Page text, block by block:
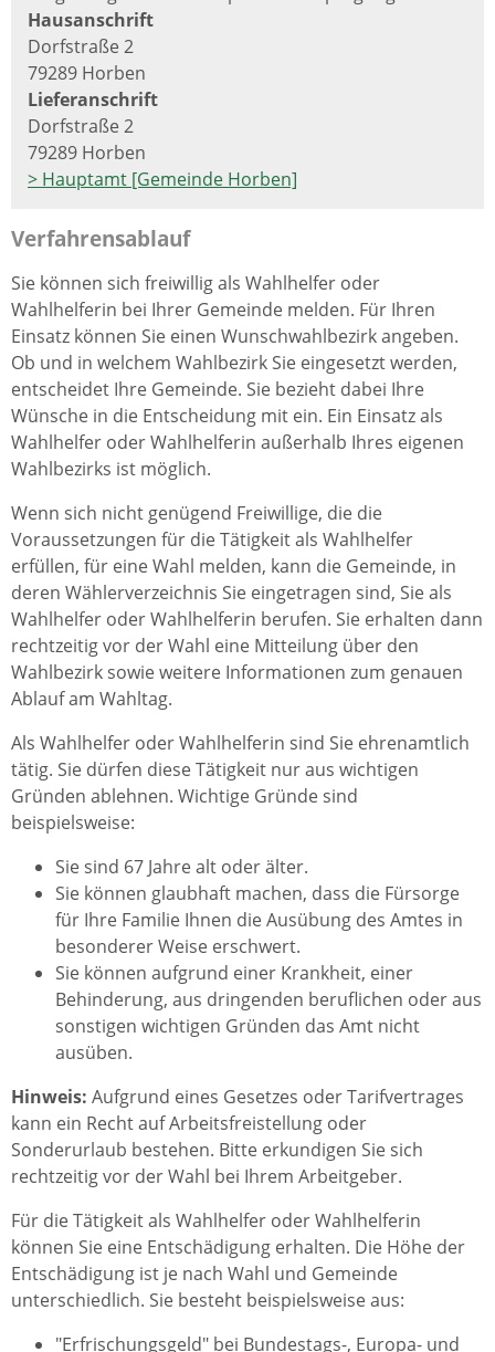
Hausanschrift
Dorfstraße 2
79289 Horben
Lieferanschrift
Dorfstraße 2
79289 Horben
> Hauptamt [Gemeinde Horben]
Verfahrensablauf
Sie können sich freiwillig als Wahlhelfer oder
Wahlhelferin bei Ihrer Gemeinde melden. Für Ihren
Einsatz können Sie einen Wunschwahlbezirk angeben.
Ob und in welchem Wahlbezirk Sie eingesetzt werden,
entscheidet Ihre Gemeinde. Sie bezieht dabei Ihre
Wünsche in die Entscheidung mit ein. Ein Einsatz als
Wahlhelfer oder Wahlhelferin außerhalb Ihres eigenen
Wahlbezirks ist möglich.
Wenn sich nicht genügend Freiwillige, die die
Voraussetzungen für die Tätigkeit als Wahlhelfer
erfüllen, für eine Wahl melden, kann die Gemeinde, in
deren Wählerverzeichnis Sie eingetragen sind, Sie als
Wahlhelfer oder Wahlhelferin berufen. Sie erhalten dann
rechtzeitig vor der Wahl eine Mitteilung über den
Wahlbezirk sowie weitere Informationen zum genauen
Ablauf am Wahltag.
Als Wahlhelfer oder Wahlhelferin sind Sie ehrenamtlich
tätig. Sie dürfen diese Tätigkeit nur aus wichtigen
Gründen ablehnen. Wichtige Gründe sind
beispielsweise:
Sie sind 67 Jahre alt oder älter.
Sie können glaubhaft machen, dass die Fürsorge
für Ihre Familie Ihnen die Ausübung des Amtes in
besonderer Weise erschwert.
Sie können aufgrund einer Krankheit, einer
Behinderung, aus dringenden beruflichen oder aus
sonstigen wichtigen Gründen das Amt nicht
ausüben.
Hinweis: Aufgrund eines Gesetzes oder Tarifvertrages
kann ein Recht auf Arbeitsfreistellung oder
Sonderurlaub bestehen. Bitte erkundigen Sie sich
rechtzeitig vor der Wahl bei Ihrem Arbeitgeber.
Für die Tätigkeit als Wahlhelfer oder Wahlhelferin
können Sie eine Entschädigung erhalten. Die Höhe der
Entschädigung ist je nach Wahl und Gemeinde
unterschiedlich. Sie besteht beispielsweise aus:
"Erfrischungsgeld" bei Bundestags-, Europa- und